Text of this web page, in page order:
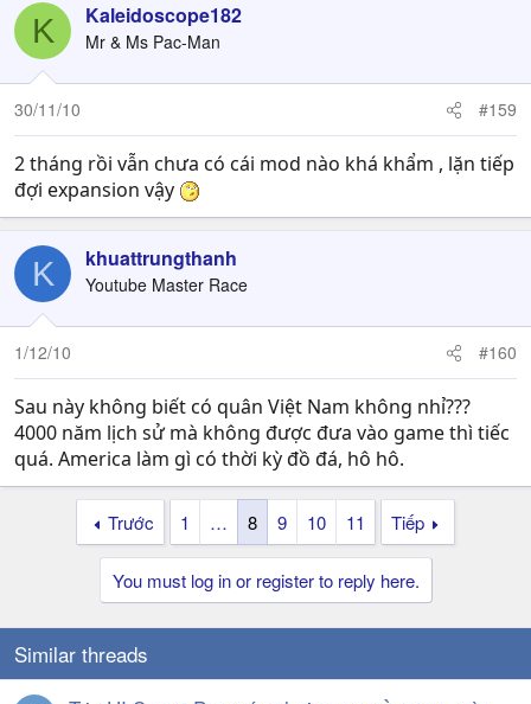
K Kaleidoscope182
Mr & Ms Pac-Man
30/11/10 #159
2 tháng rồi vẫn chưa có cái mod nào khá khẩm , lặn tiếp
đợi expansion vậy
K khuattrungthanh
Youtube Master Race
1/12/10 #160
Sau này không biết có quân Việt Nam không nhỉ???
4000 năm lịch sử mà không được đưa vào game thì tiếc
quá. America làm gì có thời kỳ đồ đá, hô hô.
Trước 1 … 8 9 10 11 Tiếp
You must log in or register to reply here.
Similar threads